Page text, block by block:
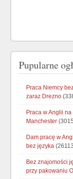
Pupularne
Praca Niemcy
zaraz Drezno
Praca w Anglii
Manchester
Dam pracę w
bez języka
Bez znajomości
przy pakowaniu